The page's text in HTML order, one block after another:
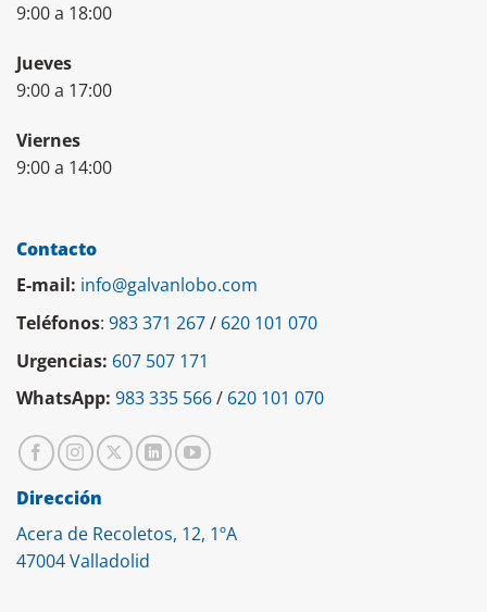
9:00 a 18:00
Jueves
9:00 a 17:00
Viernes
9:00 a 14:00
Contacto
E-mail: info@galvanlobo.com
Teléfonos: 983 371 267/ 620 101 070
Urgencias: 607 507 171
WhatsApp: 983 335 566/ 620 101 070
Dirección
Acera de Recoletos, 12, 1ºA
47004 Valladolid